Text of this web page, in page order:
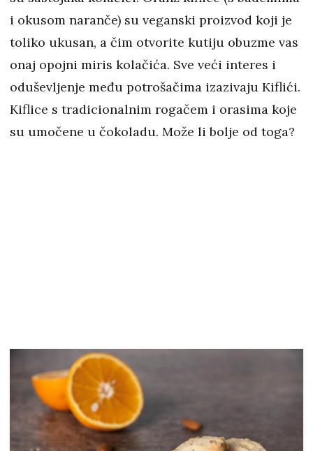
i okusom naranče) su veganski proizvod koji je
toliko ukusan, a čim otvorite kutiju obuzme vas
onaj opojni miris kolačića. Sve veći interes i
oduševljenje među potrošačima izazivaju Kiflići.
Kiflice s tradicionalnim rogačem i orasima koje
su umočene u čokoladu. Može li bolje od toga?